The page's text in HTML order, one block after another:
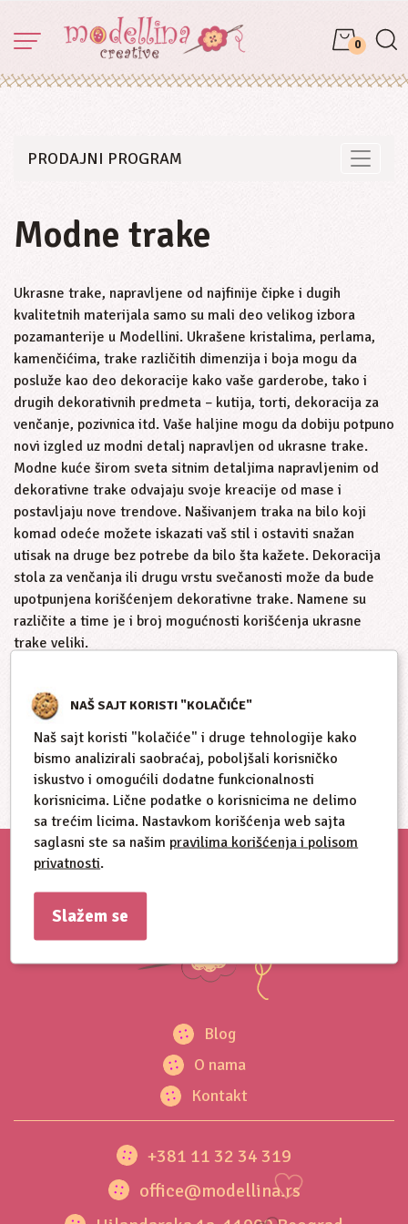
0
Toggle
PRODAJNI PROGRAM
Modne trake
Ukrasne trake, napravljene od najfinije čipke i dugih
kvalitetnih materijala samo su mali deo velikog izbora
pozamanterije u Modellini. Ukrašene kristalima, perlama,
kamenčićima, trake različitih dimenzija i boja mogu da
posluže kao deo dekoracije kako vaše garderobe, tako i
drugih dekorativnih predmeta – kutija, torti, dekoracija za
venčanje, pozivnica itd. Vaše haljine mogu da dobiju potpuno
novi izgled uz modni detalj napravljen od ukrasne trake.
Modne kuće širom sveta sitnim detaljima napravljenim od
dekorativne trake odvajaju svoje kreacije od mase i
postavljaju nove trendove. Našivanjem traka na bilo koji
komad odeće možete iskazati vaš stil i ostaviti snažan
utisak na druge bez potrebe da bilo šta kažete. Dekoracija
stola za venčanja ili drugu vrstu svečanosti može da bude
upotpunjena korišćenjem dekorativne trake. Namene su
različite a time je i broj mogućnosti korišćenja ukrasne
trake veliki.
Blog
O nama
Kontakt
+381 11 32 34 319
office@modellina.rs
NAŠ SAJT KORISTI "KOLAČIĆE"
Naš sajt koristi "kolačiće" i druge tehnologije kako
bismo analizirali saobraćaj, poboljšali korisničko
iskustvo i omogućili dodatne funkcionalnosti
korisnicima. Lične podatke o korisnicima ne delimo
sa trećim licima. Nastavkom korišćenja web sajta
saglasni ste sa našim pravilima korišćenja i polisom
privatnosti.
Slažem se